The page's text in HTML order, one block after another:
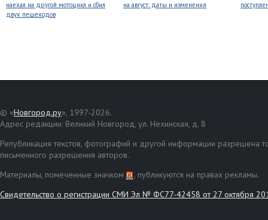
наехал на другой мотоцикл и сбил
двух пешеходов
на август: даты и изменения
© «Новгород.ру», 1997-2026.
Адрес редакции: Великий Новгород, ул. Нехинская, д. 8
Републикация текстов, фотографий и другой информации разрешена
письменного разрешения авторов.
Материалы, помеченные значком
, публикуются на правах рекламы.
Свидетельство о регистрации СМИ Эл № ФС77-42458 от 27 октября